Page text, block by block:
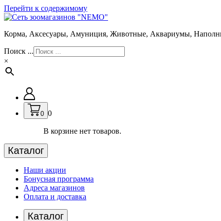
Перейти к содержимому
Корма, Аксесуары, Амуниция, Животные, Аквариумы,
Поиск ...
×
0 0
В корзине нет товаров.
Каталог
Наши акции
Бонусная программа
Адреса магазинов
Оплата и доставка
Каталог